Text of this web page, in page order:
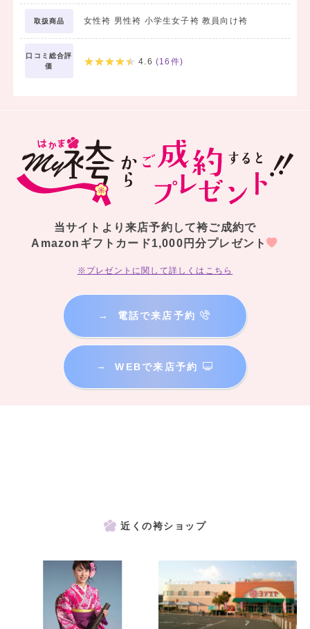
取扱商品 女性袴 男性袴 小学生女子袴 教員向け袴
口コミ総合評
価
4.6 (16 件)
当サイトより来店予約して袴ご成約で
Amazonギフトカード1,000円分プレゼント
※プレゼントに関して詳しくはこちら
→ 電話で来店予約
→ WEBで来店予約
近くの袴ショップ